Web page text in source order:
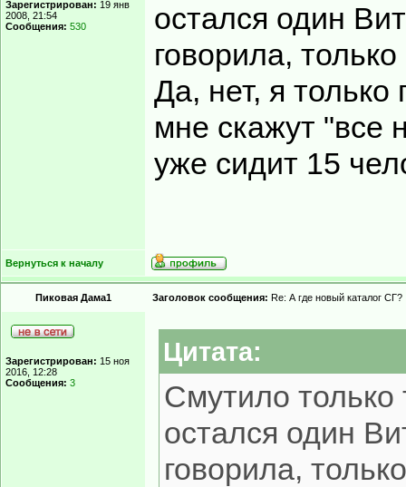
Зарегистрирован: 19 янв
2008, 21:54
Сообщения: 530
остался один
говорила,
Да, нет, я только
мне скажут "все
уже сидит 15
Вернуться к началу
Пиковая Дама1 Заголовок сообщения: Re: А где новый каталог СГ?
Зарегистрирован: 15 ноя
2016, 12:28
Сообщения: 3
Цитата:
Смутило только
остался один
говорила,